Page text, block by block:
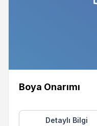
Boya Onarımı
Detaylı Bilgi